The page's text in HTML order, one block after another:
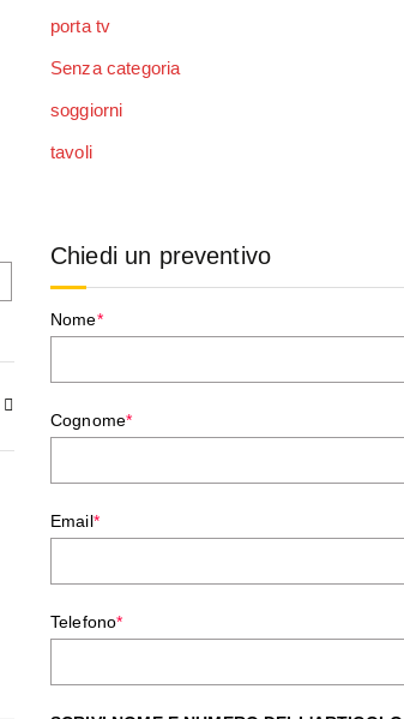
porta tv
Senza categoria
soggiorni
tavoli
Chiedi un preventivo
Nome*
Cognome*
Email*
Telefono*